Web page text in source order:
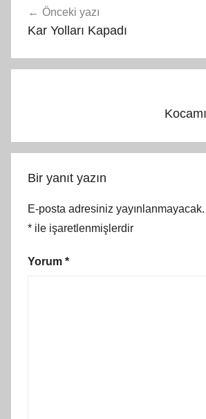
gezinmesi
Önceki yazı
Kar Yolları Kapadı
Bir yanıt yazın
E-posta adresiniz yayınlanmayacak.
* ile işaretlenmişlerdir
Yorum *